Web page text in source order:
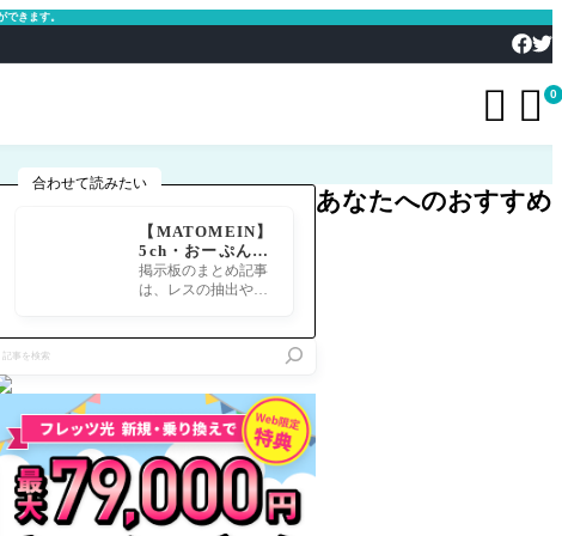
きます。
  0
合わせて読みたい
【MATOMEIN】
5ch・おーぷん2
ちゃん・したら
ば・ガルちゃん・
掲示板のまとめ記事
は、レスの抽出や整
あなたへのおすすめ